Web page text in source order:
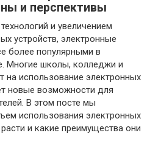
и перспективы
и увеличением
устройств, электронные
более популярными в
Многие школы, колледжи и
на использование электронных
новые возможности для
В этом посте мы
использования электронных
и какие преимущества они